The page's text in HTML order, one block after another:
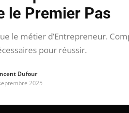
le Premier Pas
le métier d’Entrepreneur.
pour réussir.
Dufour
2025